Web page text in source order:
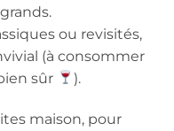
ou revisités,
(à consommer
sûr
).
maison, pour